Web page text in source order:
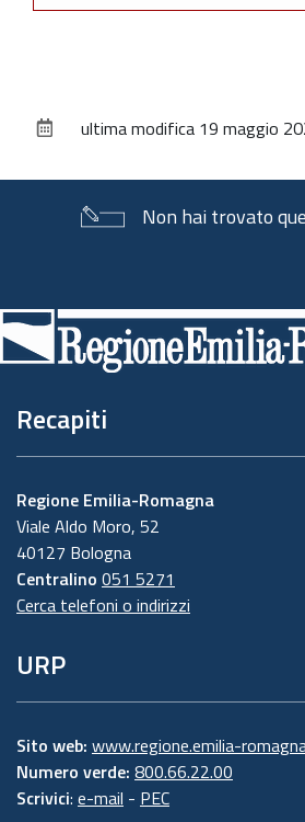
documentoultima modifica 19 maggio
Non hai trovato
di
pagina
Recapiti
Regione Emilia-Romagna
Viale Aldo Moro, 52
40127 Bologna
Centralino 051 5271
Cerca telefoni o indirizzi
URP
Sito web: www.regione.emilia-
Numero verde: 800.66.22.00
Scrivici: e-mail - PEC